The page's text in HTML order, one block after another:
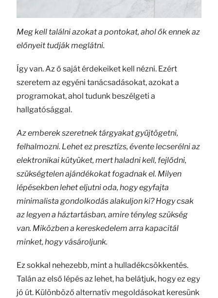
Meg kell találni azokat a pontokat, ahol ők ennek az
előnyeit tudják meglátni.
Így van. Az ő saját érdekeiket kell nézni. Ezért
szeretem az egyéni tanácsadásokat, azokat a
programokat, ahol tudunk beszélgeti a
hallgatósággal.
Az emberek szeretnek tárgyakat gyűjtögetni,
felhalmozni. Lehet ez presztízs, évente lecserélni az
elektronikai kütyüket, mert haladni kell, fejlődni,
szükségtelen ajándékokat fogadnak el. Milyen
lépésekben lehet eljutni oda, hogy egyfajta
minimalista gondolkodás alakuljon ki? Hogy csak
az legyen a háztartásban, amire tényleg szükség
van. Miközben a kereskedelem arra kapacitál
minket, hogy vásároljunk.
Ez sokkal nehezebb, mint a hulladékcsökkentés.
Talán az első lépés az lehet, ha belátjuk, hogy ez egy
jó út. Különböző alternatív megoldásokat keresünk